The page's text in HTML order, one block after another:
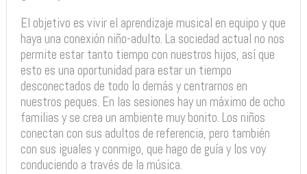
El objetivo es vivir el aprendizaje musical en equipo y que
haya una conexión niño-adulto. La sociedad actual no nos
permite estar tanto tiempo con nuestros hijos, así que
esto es una oportunidad para estar un tiempo
desconectados de todo lo demás y centrarnos en
nuestros peques. En las sesiones hay un máximo de ocho
familias y se crea un ambiente muy bonito. Los niños
conectan con sus adultos de referencia, pero también
con sus iguales y conmigo, que hago de guía y los voy
conduciendo a través de la música.